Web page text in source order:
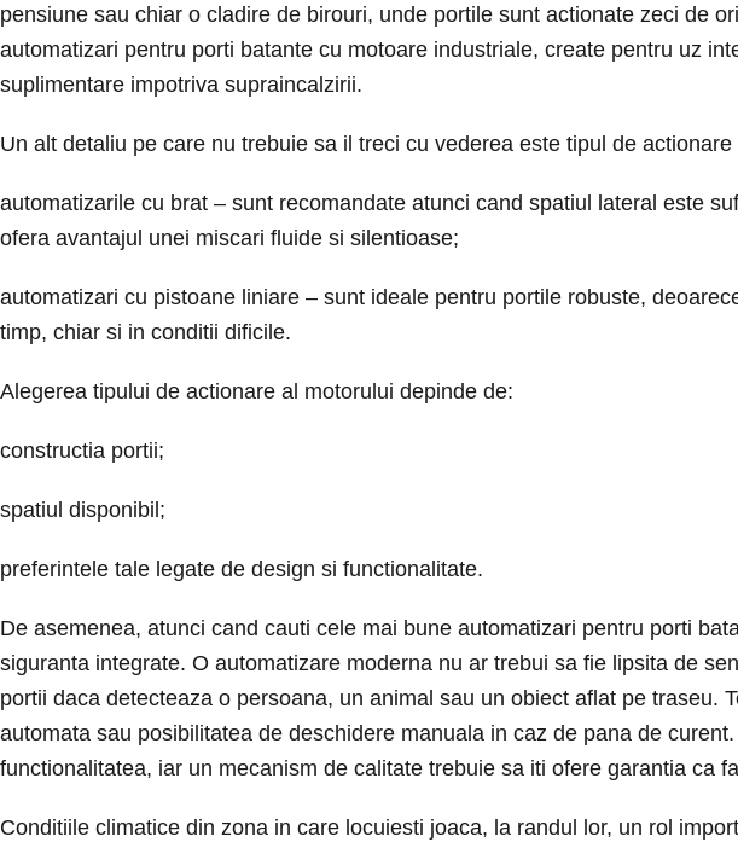
pensiune sau chiar o cladire de birouri, unde portile sunt actionate zeci de
automatizari pentru porti batante cu motoare industriale, create pentru uz
suplimentare impotriva supraincalzirii.
Un alt detaliu pe care nu trebuie sa il treci cu vederea este tipul de
automatizarile cu brat – sunt recomandate atunci cand spatiul lateral este
ofera avantajul unei miscari fluide si silentioase;
automatizari cu pistoane liniare – sunt ideale pentru portile robuste,
timp, chiar si in conditii dificile.
Alegerea tipului de actionare al motorului depinde de:
constructia portii;
spatiul disponibil;
preferintele tale legate de design si functionalitate.
De asemenea, atunci cand cauti cele mai bune automatizari pentru porti
siguranta integrate. O automatizare moderna nu ar trebui sa fie lipsita de
portii daca detecteaza o persoana, un animal sau un obiect aflat pe traseu.
automata sau posibilitatea de deschidere manuala in caz de pana de
functionalitatea, iar un mecanism de calitate trebuie sa iti ofere garantia ca
Conditiile climatice din zona in care locuiesti joaca, la randul lor, un rol